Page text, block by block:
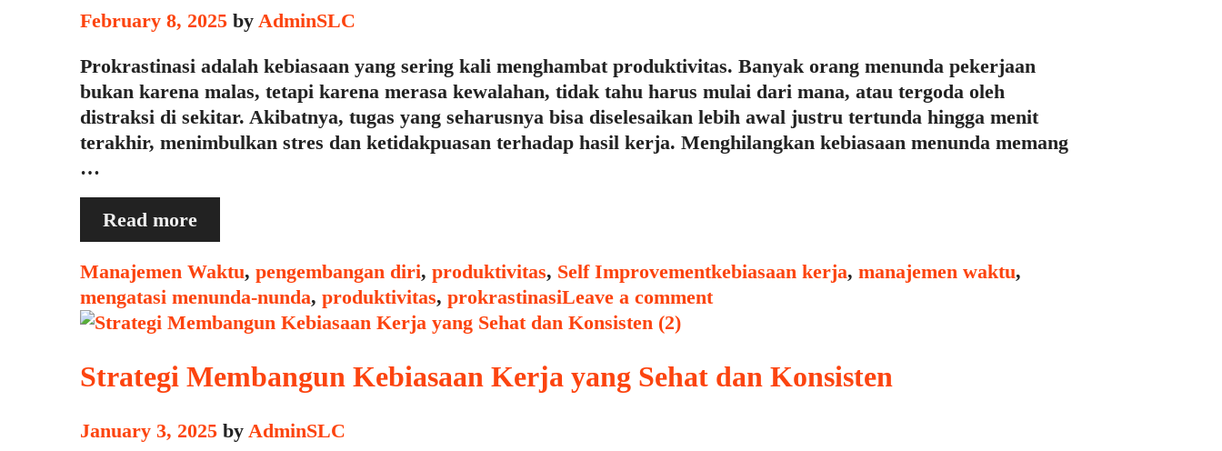
February 8, 2025 by AdminSLC
Prokrastinasi adalah kebiasaan yang sering kali menghambat produktivitas. Banyak orang menunda pekerjaan
bukan karena malas, tetapi karena merasa kewalahan, tidak tahu harus mulai dari mana, atau tergoda oleh
distraksi di sekitar. Akibatnya, tugas yang seharusnya bisa diselesaikan lebih awal justru tertunda hingga menit
terakhir, menimbulkan stres dan ketidakpuasan terhadap hasil kerja. Menghilangkan kebiasaan menunda memang
…
Read moreMembebaskan
Diri
dari
Prokrastinasi:
Cara
agar
Produktif
Categories
Manajemen Waktu, pengembangan diri, produktivitas, Self ImprovementTags
kebiasaan kerja, manajemen waktu,
mengatasi menunda-nunda, produktivitas, prokrastinasiLeave a comment
Strategi Membangun Kebiasaan Kerja yang Sehat dan Konsisten
January 3, 2025 by AdminSLC